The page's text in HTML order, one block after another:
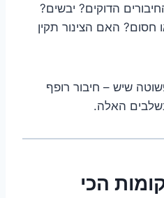
הדוקים? יבשים?
חסום? האם הצינור תקין
שיש – חיבור רופף
האלה.
הכי